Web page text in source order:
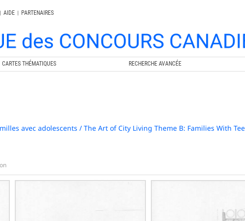
| AIDE |
PARTENAIRES
CARTES THÉMATIQUES RECHERCHE AVANCÉE
avec adolescents / The Art of City Living Theme B: Families With